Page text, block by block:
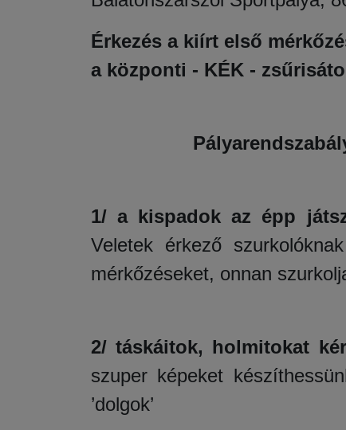
Érkezés a kiírt első
a központi - KÉK -
1/ a kispadok az épp
Veletek érkező
mérkőzéseket, onnan
2/ táskáitok, holmitokat
szuper képeket
’dolgok’